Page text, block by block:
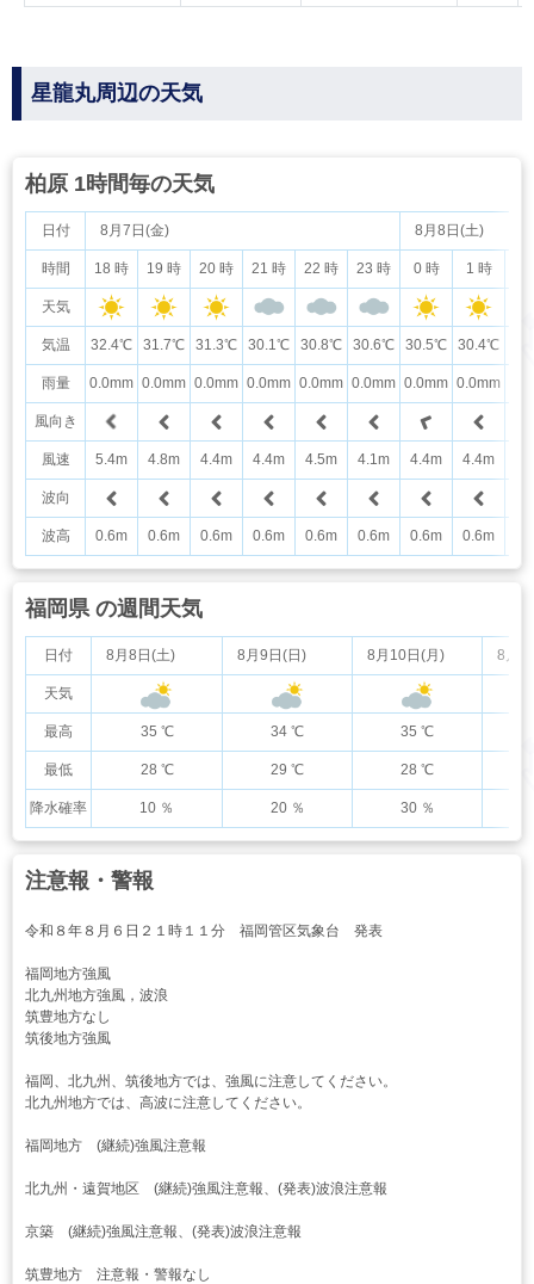
星龍丸周辺の天気
柏原 1時間毎の天気
日付
時間
天気
気温
雨量
風向き
風速
波向
波高
8月7日(金) 8月8日(土)
18 時 19 時 20 時 21 時 22 時 23 時 0 時 1 時
32.4℃ 31.7℃ 31.3℃ 30.1℃ 30.8℃ 30.6℃ 30.5℃ 30.4℃
0.0mm 0.0mm 0.0mm 0.0mm 0.0mm 0.0mm 0.0mm 0.0mm
5.4m 4.8m 4.4m 4.4m 4.5m 4.1m 4.4m 4.4m
0.6m 0.6m 0.6m 0.6m 0.6m 0.6m 0.6m 0.6m
福岡県 の週間天気
日付
天気
最高
最低
降水確率
8月8日(土) 8月9日(日) 8月10日(月) 8月
35 ℃ 34 ℃ 35 ℃
28 ℃ 29 ℃ 28 ℃
10 ％ 20 ％ 30 ％
注意報・警報
令和８年８月６日２１時１１分 福岡管区気象台 発表
福岡地方強風
北九州地方強風，波浪
筑豊地方なし
筑後地方強風
福岡、北九州、筑後地方では、強風に注意してください。
北九州地方では、高波に注意してください。
福岡地方 (継続)強風注意報
北九州・遠賀地区 (継続)強風注意報、(発表)波浪注意報
京築 (継続)強風注意報、(発表)波浪注意報
筑豊地方 注意報・警報なし